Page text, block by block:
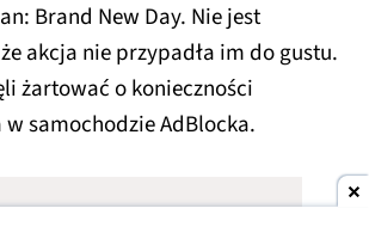
Brand New Day. Nie jest
akcja nie przypadła im do gustu.
żartować o konieczności
samochodzie AdBlocka.